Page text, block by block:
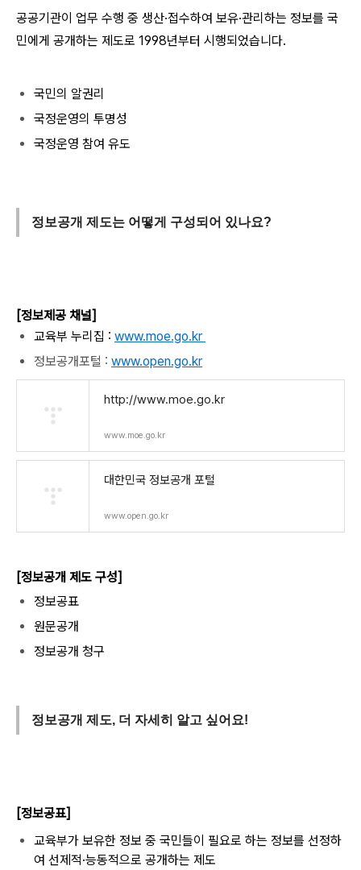
공공기관이 업무 수행 중 생산·접수하여 보유·관리하는 정보를 국
민에게 공개하는 제도로 1998년부터 시행되었습니다.
국민의 알권리
국정운영의 투명성
국정운영 참여 유도
정보공개 제도는 어떻게 구성되어 있나요?
[정보제공 채널]
교육부 누리집 : www.moe.go.kr
정보공개포털 : www.open.go.kr
http://www.moe.go.kr
www.moe.go.kr
대한민국 정보공개 포털
www.open.go.kr
[정보공개 제도 구성]
정보공표
원문공개
정보공개 청구
정보공개 제도, 더 자세히 알고 싶어요!
[정보공표]
교육부가 보유한 정보 중 국민들이 필요로 하는 정보를 선정하
여 선제적·능동적으로 공개하는 제도